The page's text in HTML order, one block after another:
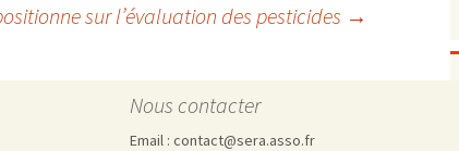
exposition professionnelle
femmes enceintes / enfants
Personnes agées
Publications recommandées
non ionisants, ondes
réglementaire
sur l’évaluation des pesticides →
Nous contacter
Email : contact@sera.asso.fr